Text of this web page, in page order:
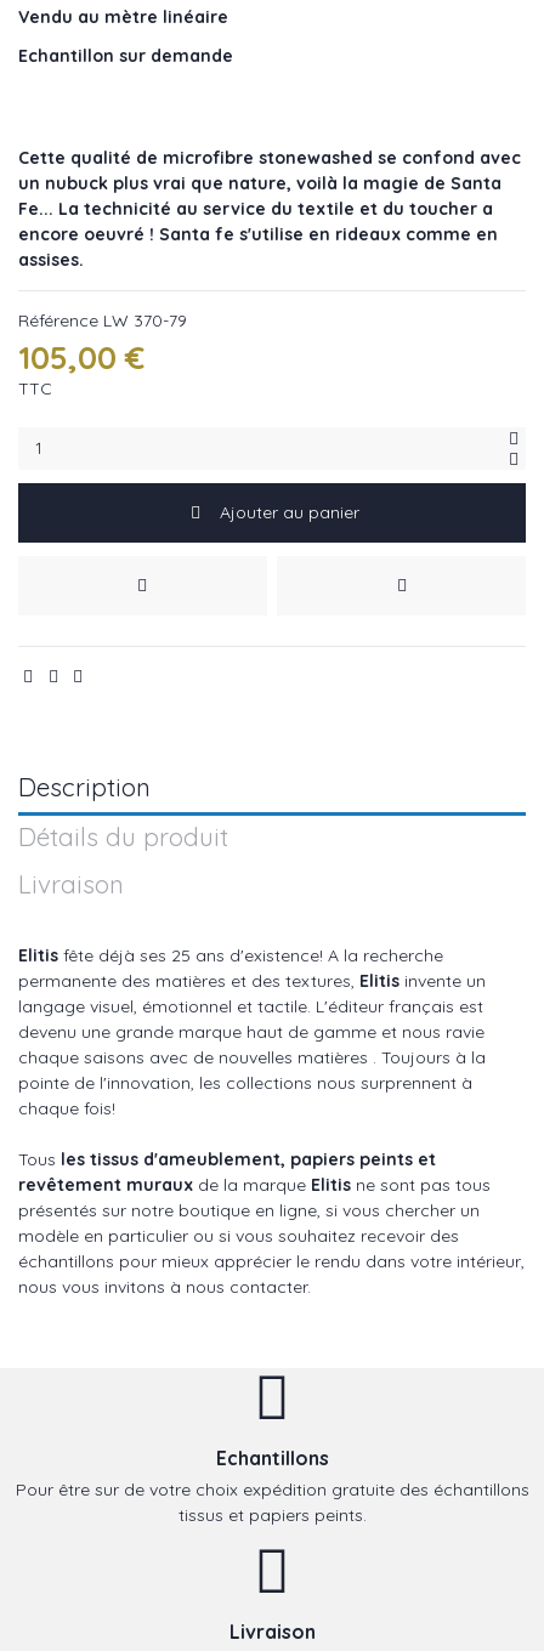
Vendu au mètre linéaire
Echantillon sur demande
Cette qualité de microfibre stonewashed se confond avec
un nubuck plus vrai que nature, voilà la magie de Santa
Fe... La technicité au service du textile et du toucher a
encore oeuvré ! Santa fe s'utilise en rideaux comme en
assises.
Référence LW 370-79
105,00 €
TTC
Ajouter au panier
Description
Détails du produit
Livraison
Elitis fête déjà ses 25 ans d'existence! A la recherche
permanente des matières et des textures, Elitis invente un
langage visuel, émotionnel et tactile. L'éditeur français est
devenu une grande marque haut de gamme et nous ravie
chaque saisons avec de nouvelles matières . Toujours à la
pointe de l'innovation, les collections nous surprennent à
chaque fois!
Tous les tissus d'ameublement, papiers peints et
revêtement muraux de la marque Elitis ne sont pas tous
présentés sur notre boutique en ligne, si vous chercher un
modèle en particulier ou si vous souhaitez recevoir des
échantillons pour mieux apprécier le rendu dans votre intérieur,
nous vous invitons à nous contacter.
Echantillons
Pour être sur de votre choix expédition gratuite des échantillons
tissus et papiers peints.
Livraison